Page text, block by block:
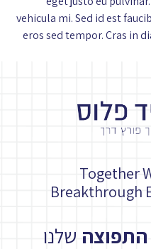
vehicula mi. Sed id est
eros sed tempor. Cras in
Together
Breakthrough
שלנו